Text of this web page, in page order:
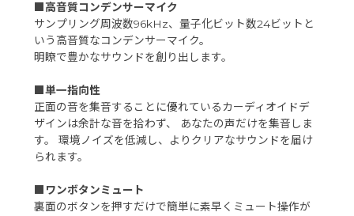
■高音質コンデンサーマイク
サンプリング周波数96kHz、量子化ビット数24ビットと
いう高音質なコンデンサーマイク。
明瞭で豊かなサウンドを創り出します。
■単一指向性
正面の音を集音することに優れているカーディオイドデ
ザインは余計な音を拾わず、 あなたの声だけを集音しま
す。 環境ノイズを低減し、よりクリアなサウンドを届け
られます。
■ワンボタンミュート
裏面のボタンを押すだけで簡単に素早くミュート操作が